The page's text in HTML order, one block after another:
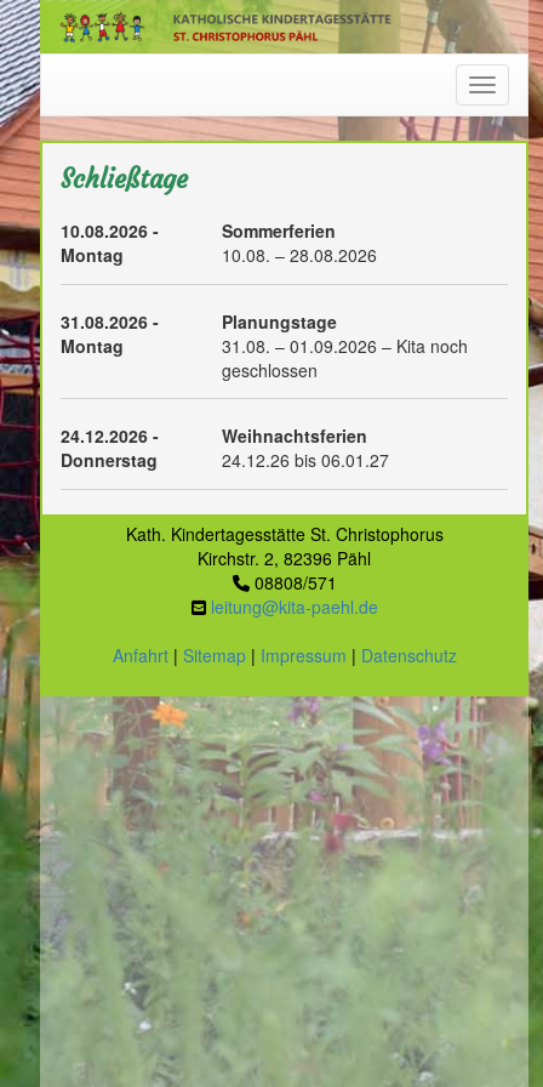
Schließtage
10.08.2026 -
Montag
Sommerferien
10.08. – 28.08.2026
31.08.2026 -
Montag
Planungstage
31.08. – 01.09.2026 – Kita noch
geschlossen
24.12.2026 -
Donnerstag
Weihnachtsferien
24.12.26 bis 06.01.27
Kath. Kindertagesstätte St. Christophorus
Kirchstr. 2, 82396 Pähl
08808/571
leitung@kita-paehl.de
Anfahrt| Sitemap| Impressum | Datenschutz